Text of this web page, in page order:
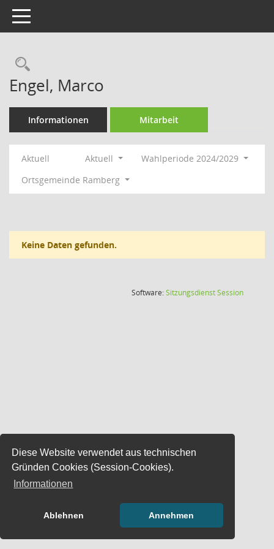
Diese Website verwendet aus technischen
Gründen Cookies (Session-Cookies).
Informationen
Ablehnen Annehmen
Toggle navigation
Rechercheauswahl
Engel, Marco
Informationen Mitarbeit
Aktuell Aktuell
Wahlperiode 2024/2029
Ortsgemeinde Ramberg
Keine Daten gefunden.
Software:SitzungsdienstSession(Wird in